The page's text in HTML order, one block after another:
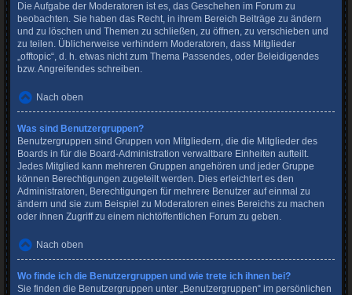
Die Aufgabe der Moderatoren ist es, das Geschehen im Forum zu
beobachten. Sie haben das Recht, in ihrem Bereich Beiträge zu ändern
und zu löschen und Themen zu schließen, zu öffnen, zu verschieben und
zu teilen. Üblicherweise verhindern Moderatoren, dass Mitglieder
„offtopic“, d. h. etwas nicht zum Thema Passendes, oder Beleidigendes
bzw. Angreifendes schreiben.
Nach oben
Was sind Benutzergruppen?
Benutzergruppen sind Gruppen von Mitgliedern, die die Mitglieder des
Boards in für die Board-Administration verwaltbare Einheiten aufteilt.
Jedes Mitglied kann mehreren Gruppen angehören und jeder Gruppe
können Berechtigungen zugeteilt werden. Dies erleichtert es den
Administratoren, Berechtigungen für mehrere Benutzer auf einmal zu
ändern und sie zum Beispiel zu Moderatoren eines Bereichs zu machen
oder ihnen Zugriff zu einem nichtöffentlichen Forum zu geben.
Nach oben
Wo finde ich die Benutzergruppen und wie trete ich ihnen bei?
Sie finden die Benutzergruppen unter „Benutzergruppen“ im persönlichen